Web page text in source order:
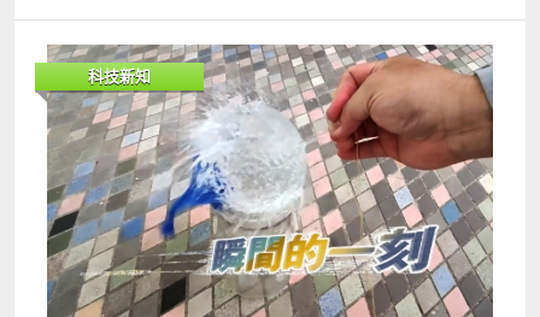
Facebook 專頁 近期潮流興復古，不少菲林相機成為大熱的
搶手貨，而這部 Konstruktor The Real D.I.Y. Camera 就是
其中一款菲林相機。 外型大大部的 Konstruktor，較適合擁
有一雙厚實手掌的爸爸。最大的亮點在於這部菲林相機是可
以讓爸爸自己親手組裝嵌砌。玩得又影得，氹爸爸開心完全
無難度。而且價錢十分親民，還可以用電子消費卡付款。 售
價：$349（不包括閃光燈） 詳情：萬象攝影 Facebook 專
頁 以上就是父親節禮物的一些靈感，為爸爸表達愛意就最適
合，小編在此先向各位澳門爸爸預祝「父親節快樂」！ 更多
精選文章： 【Macau Best】品嘗地道美食，澳門人氣必食
之選！ 澳門求職攻略，手把手教您揾工方法 作者：
IronMan
科技新知